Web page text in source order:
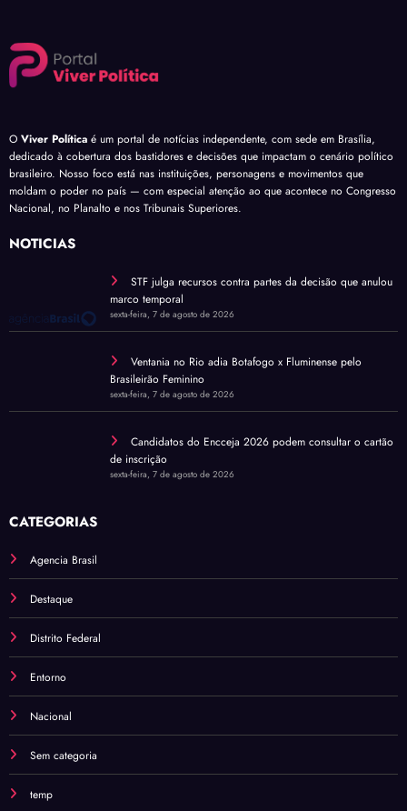
O Viver Política é um portal de notícias independente, com sede em Brasília,
dedicado à cobertura dos bastidores e decisões que impactam o cenário político
brasileiro. Nosso foco está nas instituições, personagens e movimentos que
moldam o poder no país — com especial atenção ao que acontece no Congresso
Nacional, no Planalto e nos Tribunais Superiores.
NOTÍCIAS
STF julga recursos contra partes da decisão que anulou
marco temporal
sexta-feira, 7 de agosto de 2026
Ventania no Rio adia Botafogo x Fluminense pelo
Brasileirão Feminino
sexta-feira, 7 de agosto de 2026
Candidatos do Encceja 2026 podem consultar o cartão
de inscrição
sexta-feira, 7 de agosto de 2026
CATEGORIAS
Agencia Brasil
Destaque
Distrito Federal
Entorno
Nacional
Sem categoria
temp